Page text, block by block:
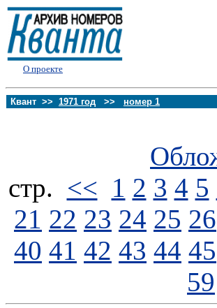
О проекте
Квант >> 1971 год >> номер 1
стp. << 1 2 3 4 5
21 22 23 24 25 26
40 41 42 43 44 45
59